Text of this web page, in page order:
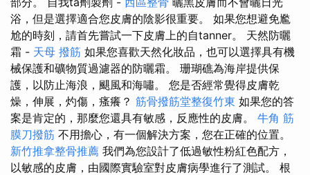
浴，但是選擇適合您皮膚的陰影很重要。 如果您想避免尷
尬的時刻，請首先嘗試一下皮膚上的自tanner。 天然防曬
霜 - 天母 撥筋 如果您喜歡天然化妝品，也可以選擇具有機
械保護和礦物質過濾器的防曬霜。 珊瑚礁為海岸提供保
護，以防止海浪，颶風和海嘯。 您是否經常覺得皮膚乾
燥，伸展，灼傷，瘙癢？ 筋骨撥筋堂整復竹東 如果您的答
案是肯定的，那麼您還具有敏感，反應性的皮膚。 牛角 筋
膜刀撥筋 不用擔心，有一個解決方案，您在正確的位置。
新竹推拿整骨推薦 我們為您設計了低過敏性粉紅​​色配方，
以敏感的皮膚，由國際實驗室對皮膚病學進行了測試。 根